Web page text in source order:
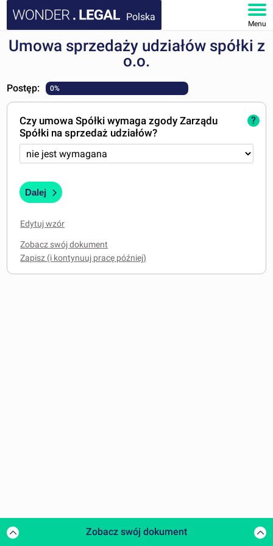
Polska
Menu
STRONA GŁÓWNA
MOJE KONTO
Umowa sprzedaży udziałów spółki z
o.o.
Postęp: 0%
Czy umowa Spółki wymaga zgody Zarządu
Spółki na sprzedaż udziałów?
?
Dalej
Edytuj wzór
Zobacz swój dokument
Zobacz swój dokument